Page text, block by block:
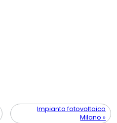
Impianto fotovoltaico
Milano »